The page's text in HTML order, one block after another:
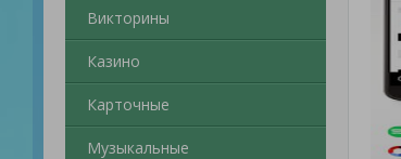
Викторины
Казино
Карточные
Музыкальные